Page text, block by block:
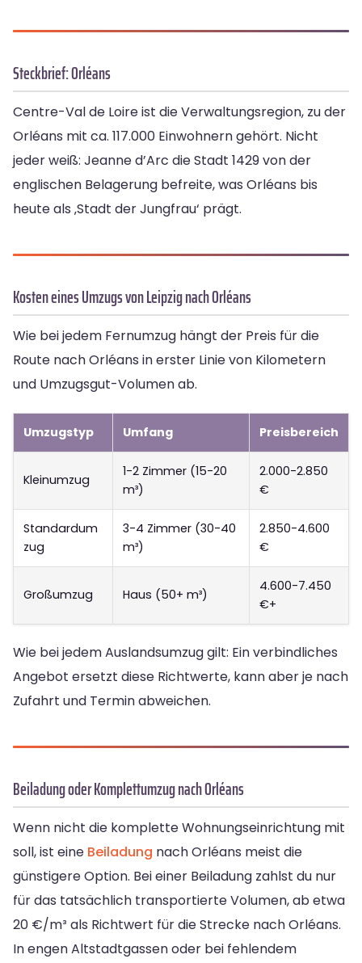
Steckbrief: Orléans
Centre-Val de Loire ist die Verwaltungsregion, zu der
Orléans mit ca. 117.000 Einwohnern gehört. Nicht
jeder weiß: Jeanne d’Arc die Stadt 1429 von der
englischen Belagerung befreite, was Orléans bis
heute als ‚Stadt der Jungfrau‘ prägt.
Kosten eines Umzugs von Leipzig nach Orléans
Wie bei jedem Fernumzug hängt der Preis für die
Route nach Orléans in erster Linie von Kilometern
und Umzugsgut-Volumen ab.
Umzugstyp Umfang Preisbereich
Kleinumzug
1-2 Zimmer (15-20
m³)
2.000-2.850
€
Standardum
zug
3-4 Zimmer (30-40
m³)
2.850-4.600
€
Großumzug Haus (50+ m³)
4.600-7.450
€+
Wie bei jedem Auslandsumzug gilt: Ein verbindliches
Angebot ersetzt diese Richtwerte, kann aber je nach
Zufahrt und Termin abweichen.
Beiladung oder Komplettumzug nach Orléans
Wenn nicht die komplette Wohnungseinrichtung mit
soll, ist eine Beiladung nach Orléans meist die
günstigere Option. Bei einer Beiladung zahlst du nur
für das tatsächlich transportierte Volumen, ab etwa
20 €/m³ als Richtwert für die Strecke nach Orléans.
In engen Altstadtgassen oder bei fehlendem